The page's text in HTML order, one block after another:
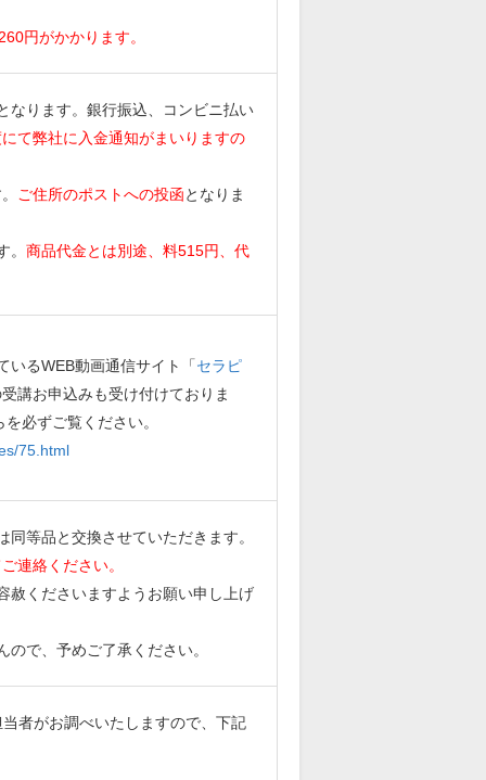
円がかかります。
なります。銀行振込、コンビニ払い
て弊社に入金通知がまいりますの
ご住所のポストへの投函となりま
商品代金とは別途、料515円、代
いるWEB動画通信サイト「セラピ
講お申込みも受け付けておりま
必ずご覧ください。
75.html
等品と交換させていただきます。
連絡ください。
赦くださいますようお願い申し上げ
で、予めご了承ください。
者がお調べいたしますので、下記